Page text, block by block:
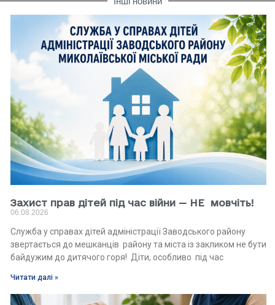
Захист прав дітей під час війни — НЕ мовчіть!
06.08.2026
Служба у справах дітей адміністрації Заводського району
звертається до мешканців району та міста із закликом не бути
байдужим до дитячого горя! Діти, особливо під час
Читати далі »